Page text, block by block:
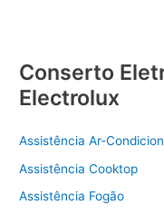
Conserto
Electrolux
Assistência Ar-
Assistência Cooktop
Assistência Fogão